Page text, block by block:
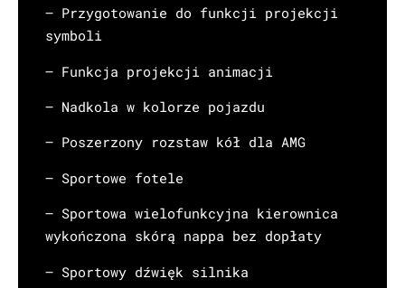
– Przygotowanie do funkcji projekcji
symboli
– Funkcja projekcji animacji
– Nadkola w kolorze pojazdu
– Poszerzony rozstaw kół dla AMG
– Sportowe fotele
– Sportowa wielofunkcyjna kierownica
wykończona skórą nappa bez dopłaty
– Sportowy dźwięk silnika